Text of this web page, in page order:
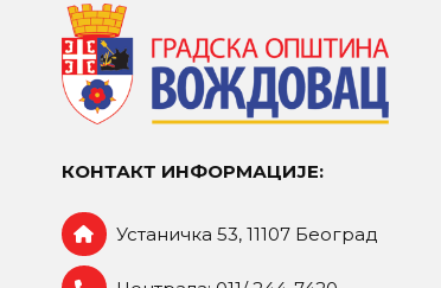
КОНТАКТ ИНФОРМАЦИЈЕ:
Устаничка 53, 11107 Београд